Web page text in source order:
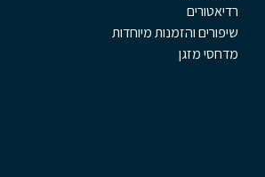
רדיאטורים
שיפורים והזמנות מיוחדות
מדחסי מזגן